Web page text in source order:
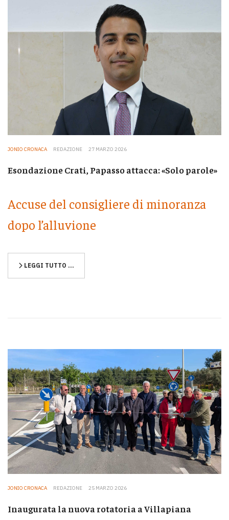
JONIO CRONACA REDAZIONE 27 MARZO 2026
Esondazione Crati, Papasso attacca: «Solo parole»
Accuse del consigliere di minoranza
dopo l’alluvione
LEGGI TUTTO …
JONIO CRONACA REDAZIONE 25 MARZO 2026
Inaugurata la nuova rotatoria a Villapiana